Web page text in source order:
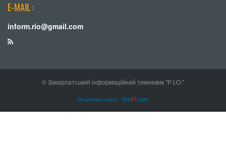
E-MAIL :
inform.rio@gmail.com
© Закарпатський інформаційний тижневик "Р.І.О."
Розробка сайту - CrafIT.com